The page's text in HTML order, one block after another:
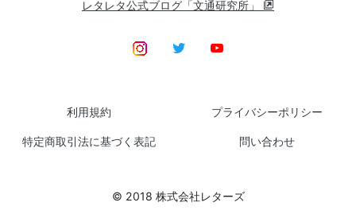
レタレタ公式ブログ「文通研究所」
利用規約 プライバシーポリシー
特定商取引法に基づく表記 問い合わせ
© 2018 株式会社レターズ